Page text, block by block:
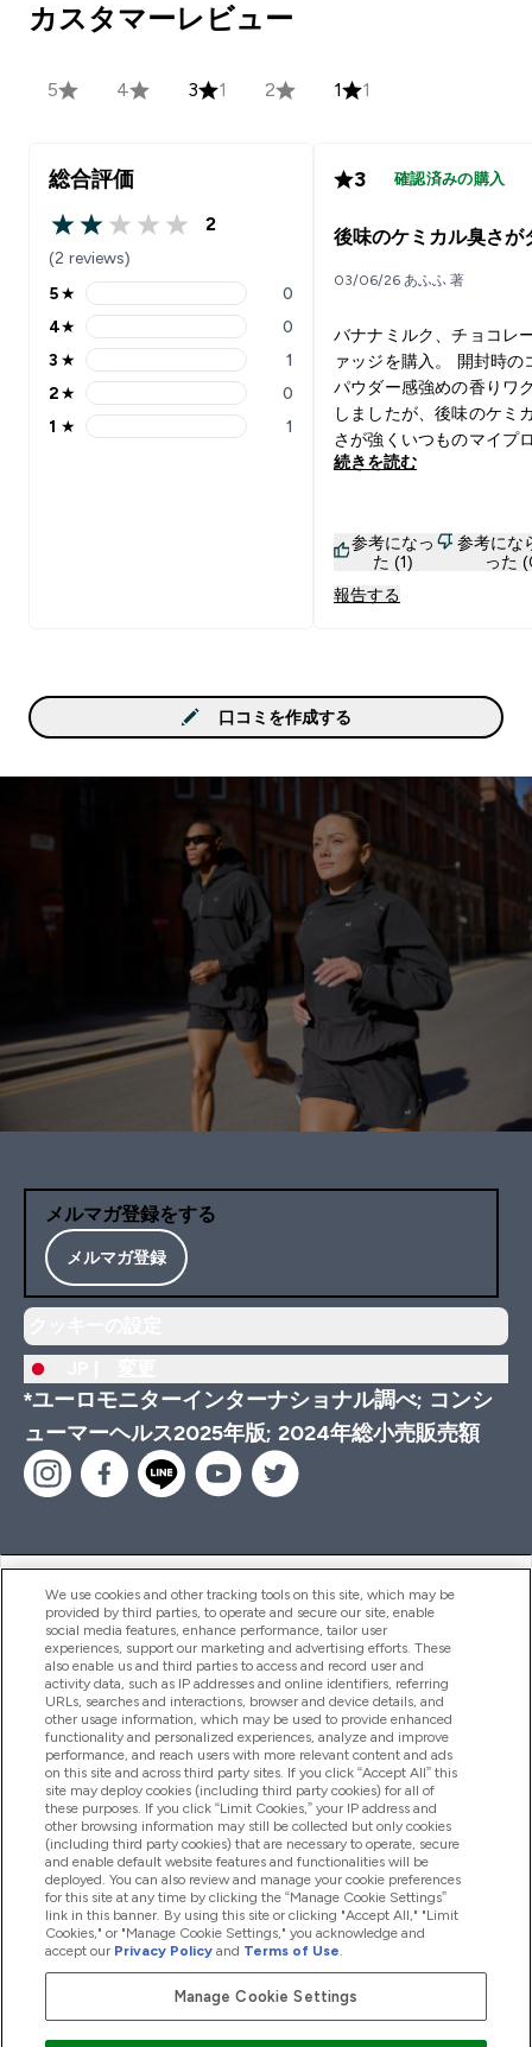
カスタマーレビュー
5 4 3 1 2 1 1
総合評価
2 out of 5 stars
2
(2 reviews)
5 stars rating 0 reviews
5★ 0
4 stars rating 0 reviews
4★ 0
3 stars rating 1 reviews
3 ★ 1
2 stars rating 0 reviews
2★ 0
1 stars rating 1 reviews
1 ★ 1
3 確認済みの購入
後味のケミカル臭さが
03/06/26 あふふ 著
バナナミルク、チョコレ
ァッジを購入。 開封時の
パウダー感強めの香りワ
しましたが、後味のケミ
さが強くいつものマイプ
ンでした。
続きを読む
参考になっ
た (1)
参考にな
った
報告する
口コミを作成する
メルマガ登録をする
メルマガ登録
*ユーロモニターインターナショナル調べ; コンシ
ューマーヘルス2025年版; 2024年総小売販売額
ヘルプ＆ガイド
商品について
会社概要
特典＆ポイント
2026 The Hut.com Ltd
Pay with
We use cookies and other tracking tools on this site, which may be
provided by third parties, to operate and secure our site, enable
social media features, enhance performance, tailor user
experiences, support our marketing and advertising efforts. These
also enable us and third parties to access and record user and
activity data, such as IP addresses and online identifiers, referring
URLs, searches and interactions, browser and device details, and
other usage information, which may be used to provide enhanced
functionality and personalized experiences, analyze and improve
performance, and reach users with more relevant content and ads
on this site and across third party sites. If you click “Accept All” this
site may deploy cookies (including third party cookies) for all of
these purposes. If you click “Limit Cookies,” your IP address and
other browsing information may still be collected but only cookies
(including third party cookies) that are necessary to operate, secure
and enable default website features and functionalities will be
deployed. You can also review and manage your cookie preferences
for this site at any time by clicking the “Manage Cookie Settings”
link in this banner. By using this site or clicking "Accept All," "Limit
Cookies," or "Manage Cookie Settings," you acknowledge and
accept our Privacy Policy and Terms of Use.
Manage Cookie Settings